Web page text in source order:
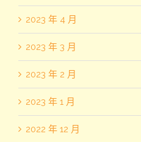
2023 年 4 月
2023 年 3 月
2023 年 2 月
2023 年 1 月
2022 年 12 月